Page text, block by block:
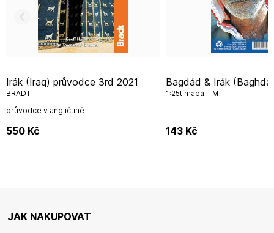
Irák (Iraq) průvodce 3rd 2021
BRADT
průvodce v angličtině
550 Kč
Bagdád & Irák (Baghdad & Iraq)
1:25t mapa ITM
143 Kč
JAK NAKUPOVAT